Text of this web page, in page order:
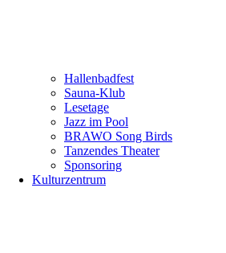
Hallenbadfest
Sauna-Klub
Lesetage
Jazz im Pool
BRAWO Song Birds
Tanzendes Theater
Sponsoring
Kulturzentrum